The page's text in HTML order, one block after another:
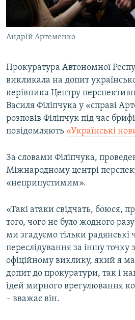
СВІДЧЕННЯ ОКУПАЦІЇ
УКРАЇНСЬКА ПРОБЛЕМА КРИМУ
ІНФОГРАФІКА
Qırımtatar
ДОЛУЧАЙСЯ!
Усі сайти RFE/RL
Андрій Артеменко
Прокуратура Автономної
викликала на допит
керівника Центру
Василя Філіпчука у «справі
розповів Філіпчук під час
повідомляють «Українські
За словами Філіпчука,
Міжнародному центрі
«неприпустимим».
«Такі атаки свідчать, боюся,
того, чого не було жодного разу
ми згадуємо тільки радянські
переслідування за іншу точку
офіційному виклику, який я
допит до прокуратури, так і
ідей мирного врегулювання
– вважає він.